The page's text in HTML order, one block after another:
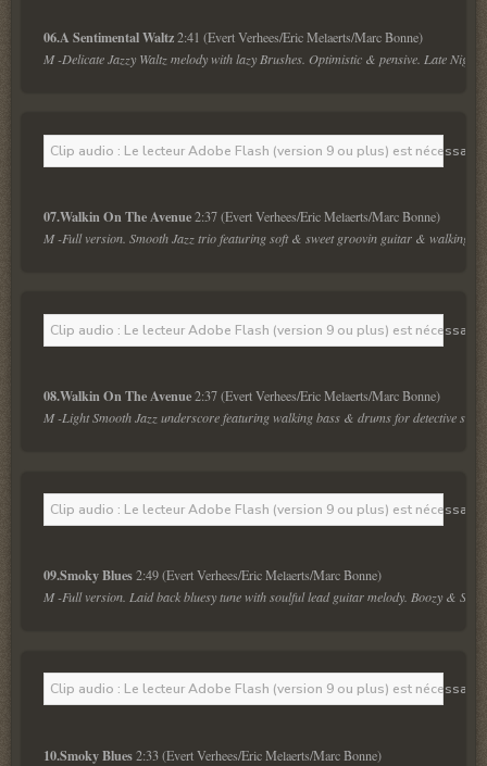
06.A Sentimental Waltz
2:41 (Evert Verhees/Eric Melaerts/Marc Bonne)
M -Delicate Jazzy Waltz melody with lazy Brushes. Optimistic & pensive. Late
Clip audio : Le lecteur Adobe Flash (version 9 ou plus) est
07.Walkin On The Avenue
2:37 (Evert Verhees/Eric Melaerts/Marc Bonne)
M -Full version. Smooth Jazz trio featuring soft & sweet groovin guitar & walking
Clip audio : Le lecteur Adobe Flash (version 9 ou plus) est
08.Walkin On The Avenue
2:37 (Evert Verhees/Eric Melaerts/Marc Bonne)
M -Light Smooth Jazz underscore featuring walking bass & drums for detective
Clip audio : Le lecteur Adobe Flash (version 9 ou plus) est
09.Smoky Blues
2:49 (Evert Verhees/Eric Melaerts/Marc Bonne)
M -Full version. Laid back bluesy tune with soulful lead guitar melody. Boozy &
Clip audio : Le lecteur Adobe Flash (version 9 ou plus) est
10.Smoky Blues
2:33 (Evert Verhees/Eric Melaerts/Marc Bonne)